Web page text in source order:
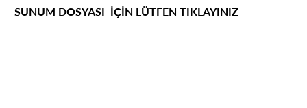
SUNUM DOSYASI İÇİN LÜTFEN TIKLAYINIZ